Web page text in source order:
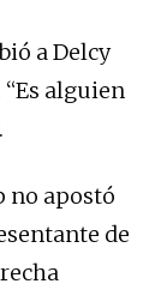
a Delcy
alguien
no apostó
de